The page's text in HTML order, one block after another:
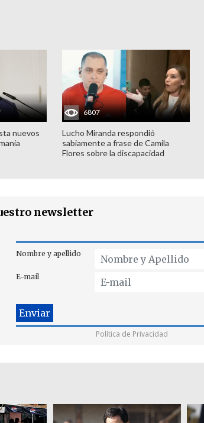
nuevos
6807
Lucho Miranda respondió
sabiamente a frase de Camila
Flores sobre la discapacidad
newsletter
Nombre y apellido
E-mail
Política de Privacidad